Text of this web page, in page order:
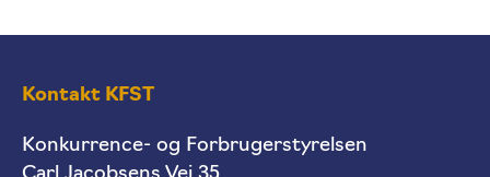
Kontakt KFST
Konkurrence- og Forbrugerstyrelsen